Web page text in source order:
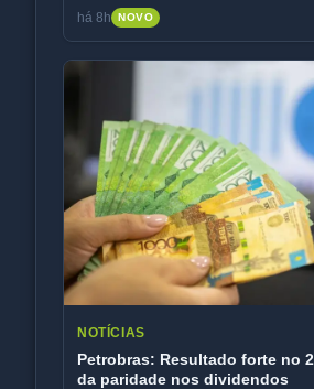
há 8h NOVO
NOTÍCIAS
Petrobras: Resultado forte no
da paridade nos dividendos